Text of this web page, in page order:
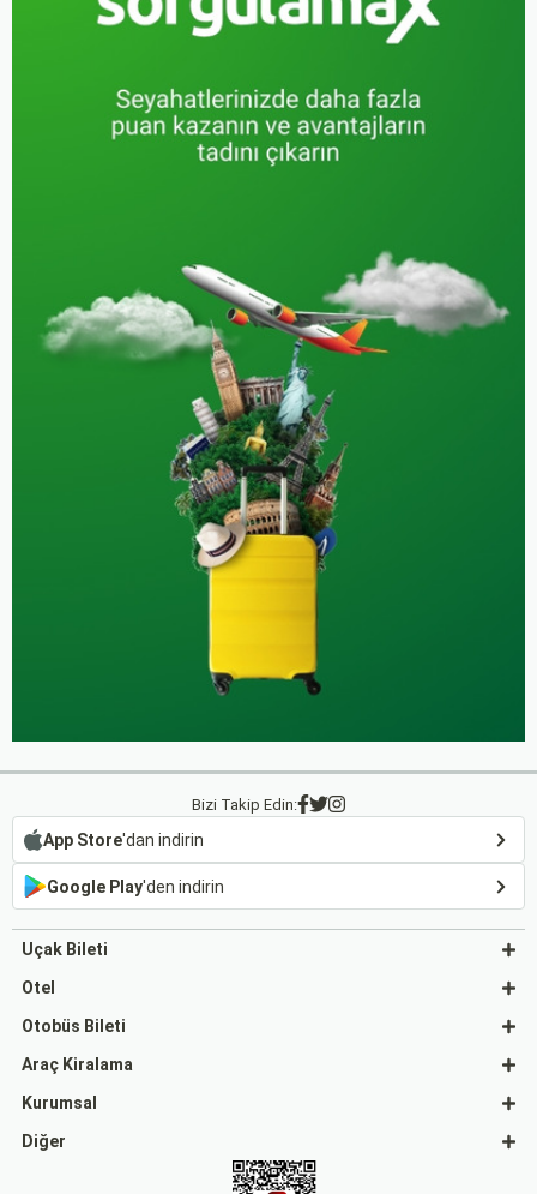
Bizi Takip Edin:
App Store'dan indirin
Google Play'den indirin
Uçak Bileti
Otel
Otobüs Bileti
Araç Kiralama
Kurumsal
Diğer